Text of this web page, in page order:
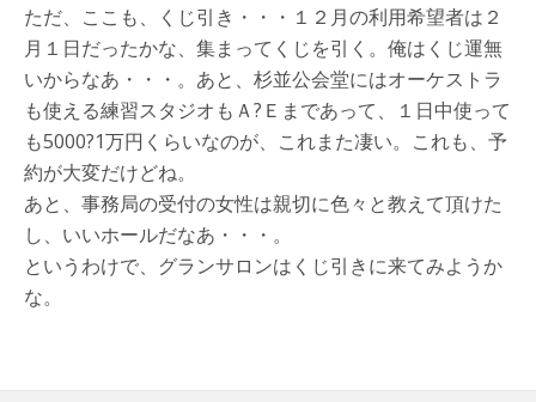
ただ、ここも、くじ引き・・・１２月の利用希望者は２
月１日だったかな、集まってくじを引く。俺はくじ運無
いからなあ・・・。あと、杉並公会堂にはオーケストラ
も使える練習スタジオもＡ?Ｅまであって、１日中使って
も5000?1万円くらいなのが、これまた凄い。これも、予
約が大変だけどね。
あと、事務局の受付の女性は親切に色々と教えて頂けた
し、いいホールだなあ・・・。
というわけで、グランサロンはくじ引きに来てみようか
な。